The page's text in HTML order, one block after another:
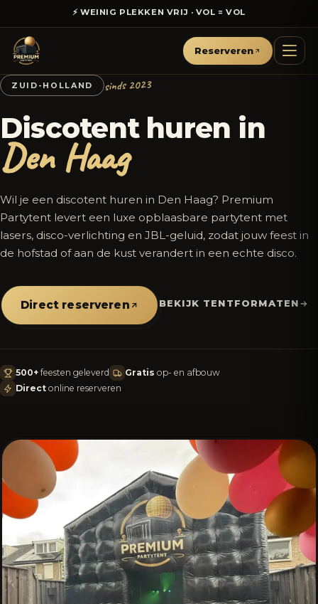
⚡ WEINIG PLEKKEN VRIJ · VOL = VOL
Reserveren
ZUID-HOLLAND sinds 2023
Discotent huren in
Den Haag
Wil je een discotent huren in Den Haag? Premium
Partytent levert een luxe opblaasbare partytent met
lasers, disco-verlichting en JBL-geluid, zodat jouw feest in
de hofstad of aan de kust verandert in een echte disco.
Direct reserveren BEKIJK TENTFORMATEN
500+ feesten geleverd Gratis op- en afbouw
Direct online reserveren